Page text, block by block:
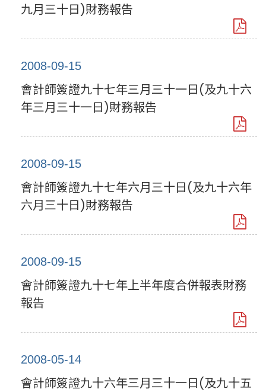
九月三十日)財務報告
2008-09-15
會計師簽證九十七年三月三十一日(及九十六
年三月三十一日)財務報告
2008-09-15
會計師簽證九十七年六月三十日(及九十六年
六月三十日)財務報告
2008-09-15
會計師簽證九十七年上半年度合併報表財務
報告
2008-05-14
會計師簽證九十六年三月三十一日(及九十五